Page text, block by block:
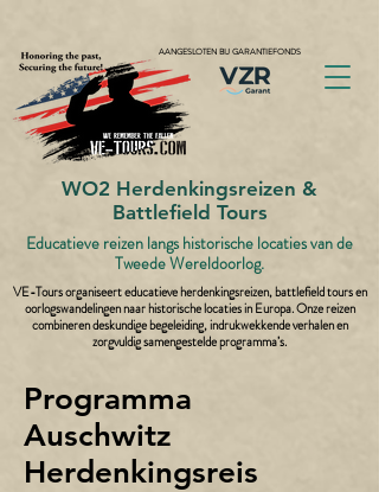
AANGESLOTEN BIJ GARANTIEFONDS
WO2 Herdenkingsreizen &
Battlefield Tours
Educatieve reizen langs historische locaties van de
Tweede Wereldoorlog.
VE-Tours organiseert educatieve herdenkingsreizen, battlefield tours en
oorlogswandelingen naar historische locaties in Europa. Onze reizen
combineren deskundige begeleiding, indrukwekkende verhalen en
zorgvuldig samengestelde programma’s.
Programma
Auschwitz
Herdenkingsreis